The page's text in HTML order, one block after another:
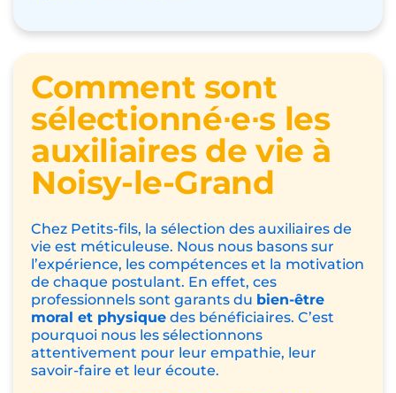
Comment sont
sélectionné∙e∙s les
auxiliaires de vie à
Noisy-le-Grand
Chez Petits-fils, la sélection des auxiliaires de
vie est méticuleuse. Nous nous basons sur
l’expérience, les compétences et la motivation
de chaque postulant. En effet, ces
professionnels sont garants du bien-être
moral et physique des bénéficiaires. C’est
pourquoi nous les sélectionnons
attentivement pour leur empathie, leur
savoir-faire et leur écoute.